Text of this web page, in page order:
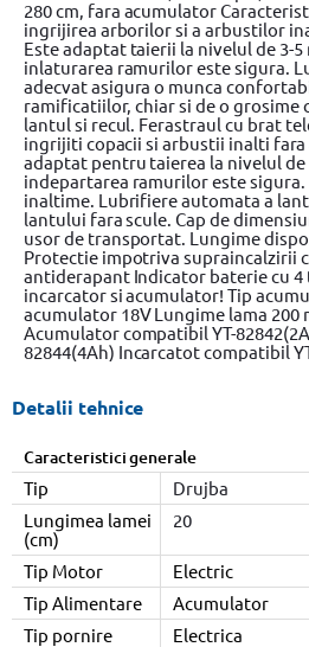
280 cm, fara acumulator
ingrijirea arborilor si a arbustilor
Este adaptat taierii la nivelul de 3-
inlaturarea ramurilor este sigura.
adecvat asigura o munca
ramificatiilor, chiar si de o grosime
lantul si recul. Ferastraul cu brat
ingrijiti copacii si arbustii inalti fara
adaptat pentru taierea la nivelul
indepartarea ramurilor este
inaltime. Lubrifiere automata a
lantului fara scule. Cap de
usor de transportat. Lungime
Protectie impotriva supraincalzirii
antiderapant Indicator baterie cu 4
incarcator si acumulator! Tip
acumulator 18V Lungime lama 200
Acumulator compatibil YT-
82844(4Ah) Incarcatot compatibil
Detalii tehnice
Caracteristici generale
Tip
Drujba
Lungimea lamei
(cm)
20
Tip Motor
Electric
Tip Alimentare
Acumulator
Tip pornire
Electrica